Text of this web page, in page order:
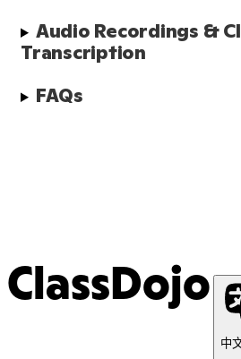
Audio Recordings &
Transcription
FAQs
ClassDojo
中